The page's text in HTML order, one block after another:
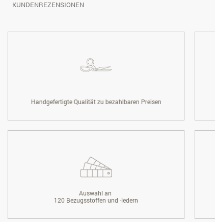
KUNDENREZENSIONEN
Handgefertigte Qualität zu bezahlbaren Preisen
Auswahl an
120 Bezugsstoffen und -ledern